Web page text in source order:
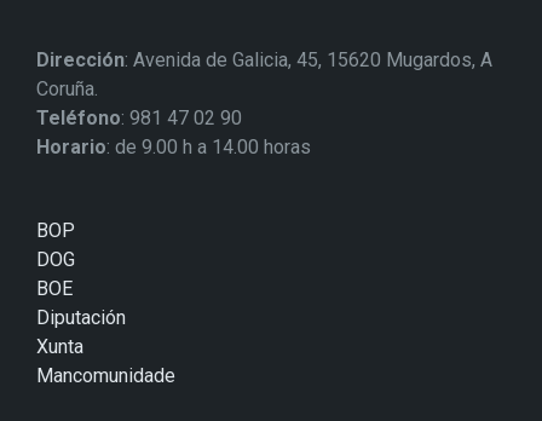
Dirección: Avenida de Galicia, 45, 15620 Mugardos, A
Coruña.
Teléfono: 981 47 02 90
Horario: de 9.00 h a 14.00 horas
BOP
DOG
BOE
Diputación
Xunta
Mancomunidade